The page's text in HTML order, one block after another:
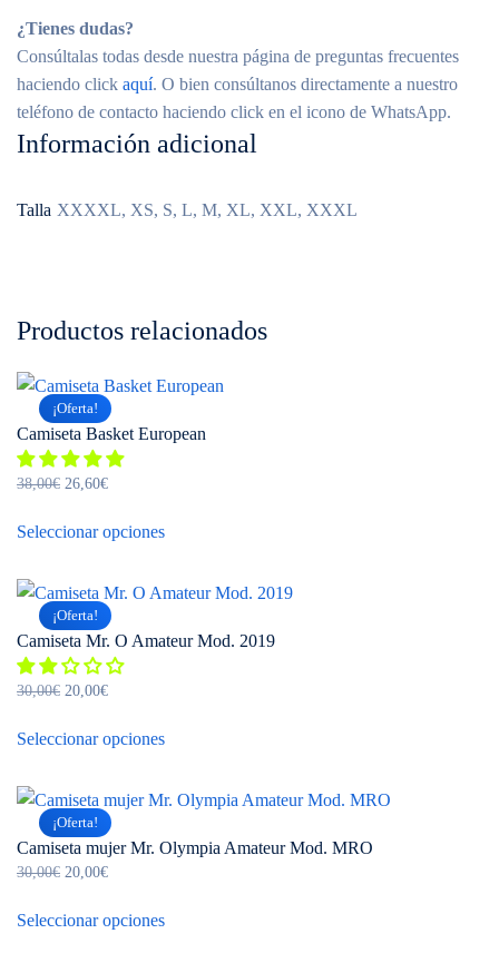
¿Tienes dudas?
Consúltalas todas desde nuestra página de preguntas frecuentes
haciendo click aquí. O bien consúltanos directamente a nuestro
teléfono de contacto haciendo click en el icono de WhatsApp.
Información adicional
Talla XXXXL, XS, S, L, M, XL, XXL, XXXL
Productos relacionados
¡Oferta!
Camiseta Basket European
38,00€ El
original
26,60€El
actual
Seleccionar opcionesproducto
múltiples
Las
página
¡Oferta!
Camiseta Mr. O Amateur Mod. 2019
30,00€ El
original
20,00€El
actual
Seleccionar opcionesproducto
múltiples
Las
¡Oferta!
Camiseta mujer Mr. Olympia Amateur Mod. MRO
30,00€ El
original
20,00€El
actual
Seleccionar opcionesproducto